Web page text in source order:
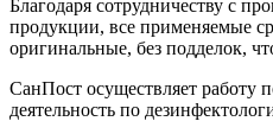
Благодаря сотрудничеству с
продукции, все применяемые
оригинальные, без подделок,
СанПост осуществляет
деятельность по